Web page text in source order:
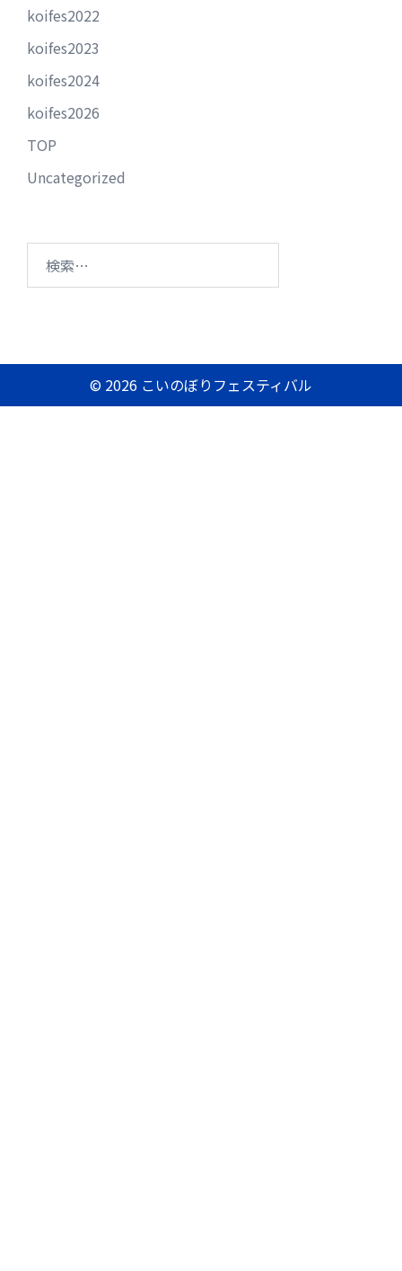
koifes2022
koifes2023
koifes2024
koifes2026
TOP
Uncategorized
© 2026 こいのぼりフェスティバル